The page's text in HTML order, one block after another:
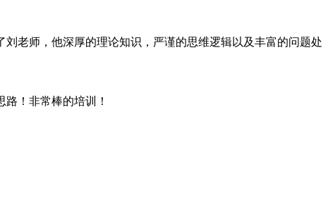
老师，他深厚的理论知识，严谨的思维逻辑以及丰富的问题处
！非常棒的培训！